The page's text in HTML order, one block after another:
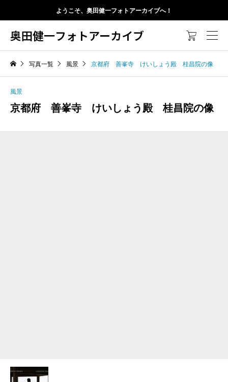
ようこそ、奥田健一フォトアーカイブへ！
奥田健一フォトアーカイブ 
写真一覧 風景 京都府 善峯寺 けいしょう殿 桂昌院の像
風景
京都府 善峯寺 けいしょう殿 桂昌院の像